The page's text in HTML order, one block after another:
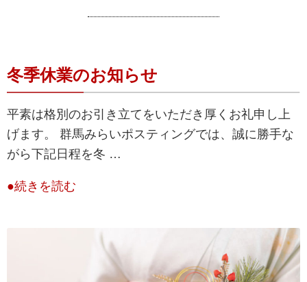
冬季休業のお知らせ
平素は格別のお引き立てをいただき厚くお礼申し上
げます。 群馬みらいポスティングでは、誠に勝手な
がら下記日程を冬 …
●続きを読む